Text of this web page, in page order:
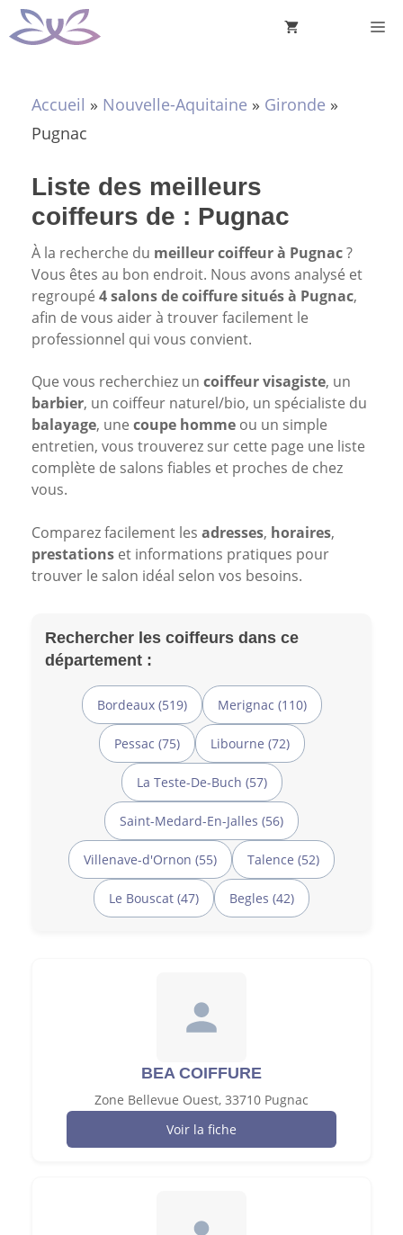
Aller
au
Accueil » Nouvelle-Aquitaine » Gironde »
Pugnac
Liste des meilleurs
coiffeurs de : Pugnac
À la recherche du meilleur coiffeur à Pugnac?
Vous êtes au bon endroit. Nous avons analysé et
regroupé 4 salons de coiffure situés à Pugnac,
afin de vous aider à trouver facilement le
professionnel qui vous convient.
Que vous recherchiez un coiffeur visagiste, un
barbier, un coiffeur naturel/bio, un spécialiste du
balayage, une coupe homme ou un simple
entretien, vous trouverez sur cette page une liste
complète de salons fiables et proches de chez
vous.
Comparez facilement les adresses, horaires,
prestations et informations pratiques pour
trouver le salon idéal selon vos besoins.
Rechercher les coiffeurs dans ce
département :
Bordeaux (519) Merignac (110)
Pessac (75) Libourne (72)
La Teste-De-Buch (57)
Saint-Medard-En-Jalles (56)
Villenave-d'Ornon (55) Talence (52)
Le Bouscat (47) Begles (42)
BEA COIFFURE
Zone Bellevue Ouest, 33710 Pugnac
Voir la fiche